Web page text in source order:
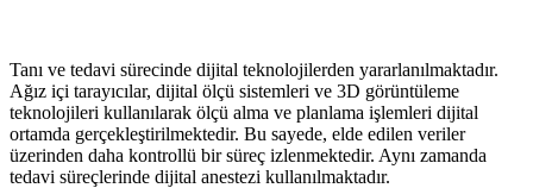
Tanı ve tedavi sürecinde dijital teknolojilerden yararlanılmaktadır.
Ağız içi tarayıcılar, dijital ölçü sistemleri ve 3D görüntüleme
teknolojileri kullanılarak ölçü alma ve planlama işlemleri dijital
ortamda gerçekleştirilmektedir. Bu sayede, elde edilen veriler
üzerinden daha kontrollü bir süreç izlenmektedir. Aynı zamanda
tedavi süreçlerinde dijital anestezi kullanılmaktadır.